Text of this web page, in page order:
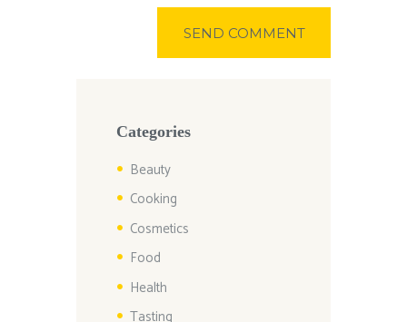
Categories
Beauty
Cooking
Cosmetics
Food
Health
Tasting